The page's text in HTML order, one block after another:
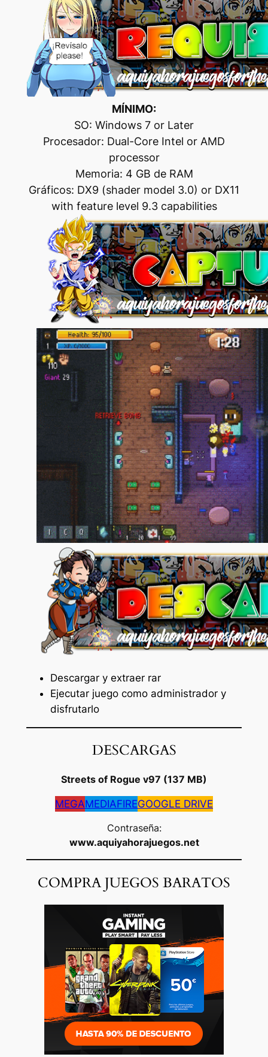
MÍNIMO:
SO: Windows 7 or Later
Procesador: Dual-Core Intel or AMD
processor
Memoria: 4 GB de RAM
Gráficos: DX9 (shader model 3.0) or DX11
with feature level 9.3 capabilities
Descargar y extraer rar
Ejecutar juego como administrador y
disfrutarlo
DESCARGAS
Streets of Rogue v97 (137 MB)
MEGAMEDIAFIREGOOGLE DRIVE
Contraseña:
www.aquiyahorajuegos.net
COMPRA JUEGOS BARATOS